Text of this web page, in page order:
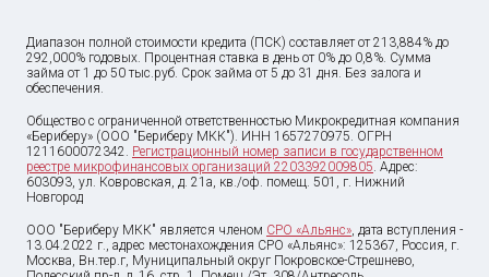
Диапазон полной стоимости кредита (ПСК) составляет от 213,884% до
292,000% годовых. Процентная ставка в день от 0% до 0,8%. Сумма
займа от1 до 50 тыс.руб. Срок займа от 5 до 31 дня. Без залога и
обеспечения.
Общество с ограниченной ответственностью Микрокредитная компания
«Бериберу» (ООО "Бериберу МКК"). ИНН 1657270975. ОГРН
1211600072342. Регистрационный номер записи в государственном
реестре микрофинансовых организаций 2203392009805. Адрес:
603093, ул. Ковровская, д. 21а, кв./оф. помещ. 501, г. Нижний
Новгород
ООО "Бериберу МКК" является членом СРО «Альянс», дата вступления -
13.04.2022 г., адрес местонахождения СРО «Альянс»: 125367, Россия, г.
Москва, Вн.тер.г, Муниципальный округ Покровское-Стрешнево,